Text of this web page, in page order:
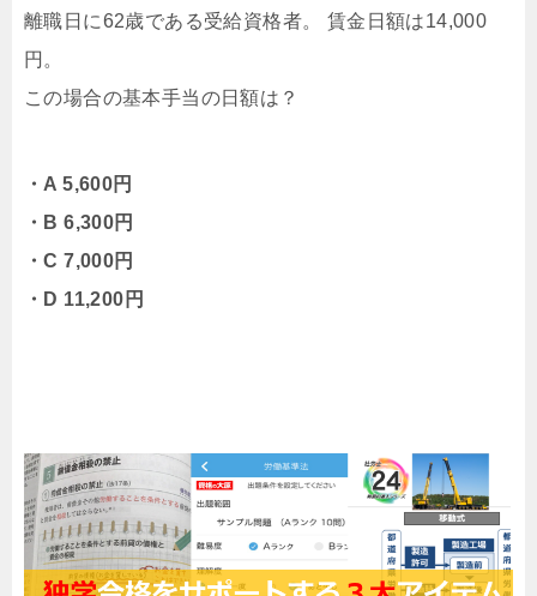
離職日に62歳である受給資格者。 賃金日額は14,000
円。
この場合の基本手当の日額は？
・A 5,600円
・B 6,300円
・C 7,000円
・D 11,200円